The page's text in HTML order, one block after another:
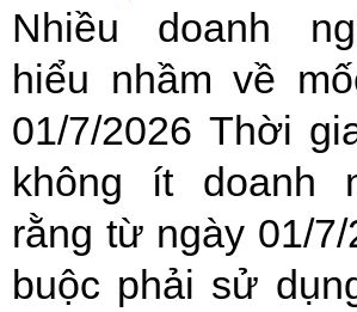
Nhiều doanh
hiểu nhầm về
01/7/2026 Thời
không ít doanh
rằng từ ngày 01/
buộc phải sử